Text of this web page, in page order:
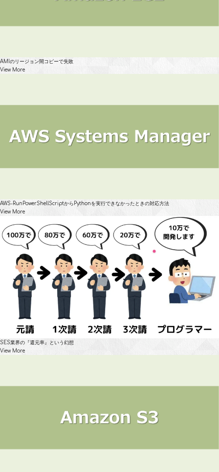
AMIのリージョン間コピーで失敗
View More
AWS-RunPowerShellScriptからPythonを実行できなかったときの対応方法
View More
SES業界の『還元率』という幻想
View More